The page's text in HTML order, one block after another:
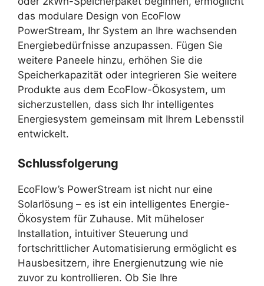
das modulare Design von EcoFlow
PowerStream, Ihr System an Ihre wachsenden
Energiebedürfnisse anzupassen. Fügen Sie
weitere Paneele hinzu, erhöhen Sie die
Speicherkapazität oder integrieren Sie weitere
Produkte aus dem EcoFlow-Ökosystem, um
sicherzustellen, dass sich Ihr intelligentes
Energiesystem gemeinsam mit Ihrem Lebensstil
entwickelt.
Schlussfolgerung
EcoFlow’s PowerStream ist nicht nur eine
Solarlösung – es ist ein intelligentes Energie-
Ökosystem für Zuhause. Mit müheloser
Installation, intuitiver Steuerung und
fortschrittlicher Automatisierung ermöglicht es
Hausbesitzern, ihre Energienutzung wie nie
zuvor zu kontrollieren. Ob Sie Ihre